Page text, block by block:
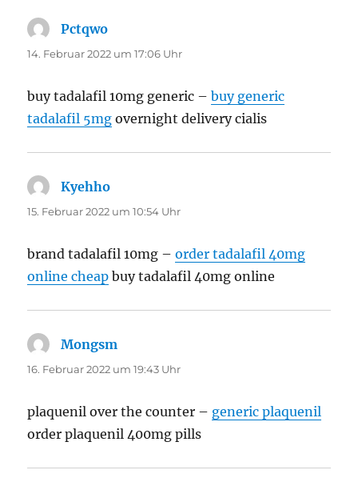
Pctqwo
14. Februar 2022 um 17:06 Uhr
buy tadalafil 10mg generic –buy generic
tadalafil 5mg overnight delivery cialis
Kyehho
15. Februar 2022 um 10:54 Uhr
brand tadalafil 10mg –order tadalafil 40mg
online cheap buy tadalafil 40mg online
Mongsm
16. Februar 2022 um 19:43 Uhr
plaquenil over the counter – generic plaquenil
order plaquenil 400mg pills